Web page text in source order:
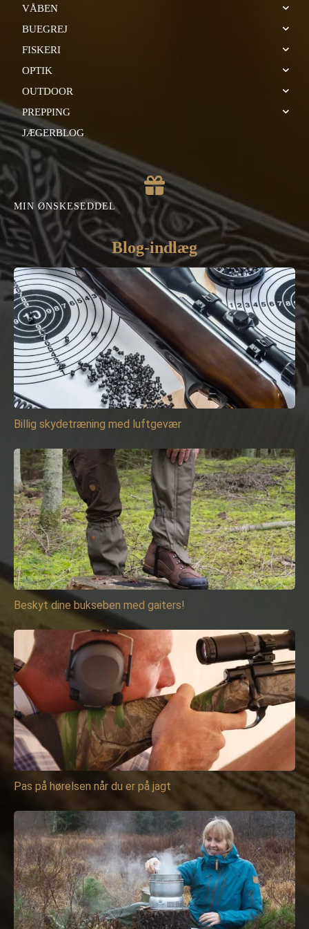
VÅBEN
BUEGREJ
FISKERI
OPTIK
OUTDOOR
PREPPING
JÆGERBLOG
MIN ØNSKESEDDEL
Blog-indlæg
Billig skydetræning med luftgevær
Beskyt dine bukseben med gaiters!
Pas på hørelsen når du er på jagt